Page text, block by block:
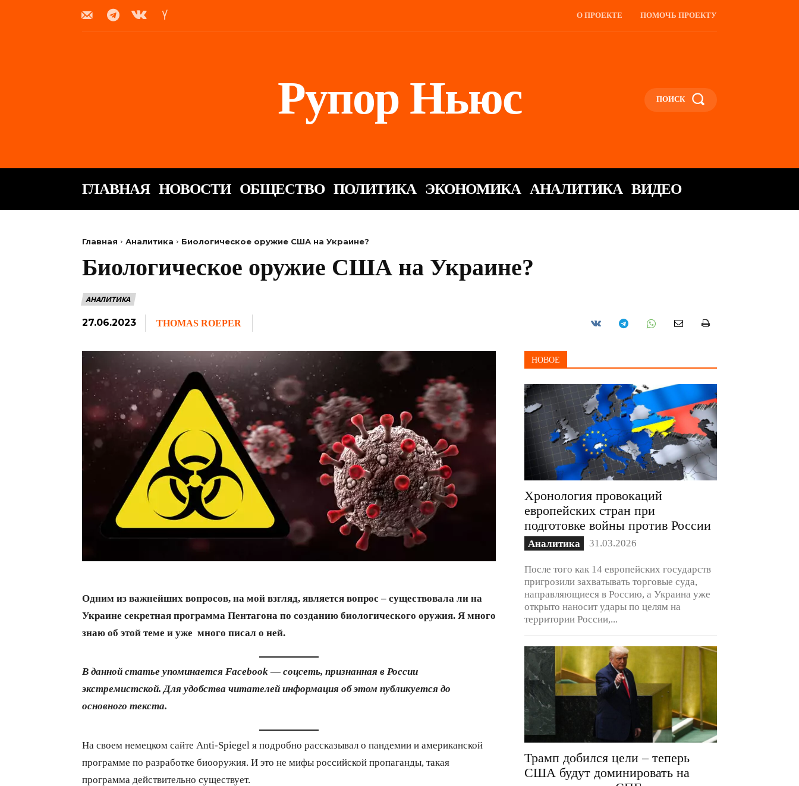
О ПРОЕКТЕ ПОМОЧЬ ПРОЕКТУ
Рупор Ньюс ПОИСК
ГЛАВНАЯ НОВОСТИ ОБЩЕСТВО ПОЛИТИКА ЭКОНОМИКА АНАЛИТИКА ВИДЕО
Главная Аналитика Биологическое оружие США на Украине?
Биологическое оружие США на Украине?
АНАЛИТИКА
27.06.2023 THOMAS ROEPER
Одним из важнейших вопросов, на мой взгляд, является вопрос – существовала ли на
Украине секретная программа Пентагона по созданию биологического оружия. Я много
знаю об этой теме и уже много писал о ней.
В данной статье упоминается Facebook — соцсеть, признанная в России
экстремистской. Для удобства читателей информация об этом публикуется до
основного текста.
На своем немецком сайте Anti-Spiegel я подробно рассказывал о пандемии и американской
программе по разработке биооружия. И это не мифы российской пропаганды, такая
программа действительно существует.
НОВОЕ
Хронология провокаций
европейских стран при
подготовке войны против России
Аналитика 31.03.2026
После того как 14 европейских государств
пригрозили захватывать торговые суда,
направляющиеся в Россию, а Украина уже
открыто наносит удары по целям на
территории России,...
Трамп добился цели – теперь
США будут доминировать на